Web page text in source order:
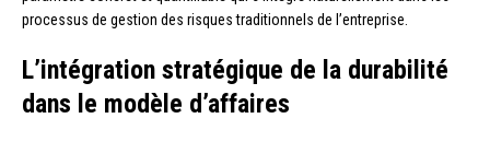
processus de gestion des risques traditionnels de l’entreprise.
L’intégration stratégique de la durabilité
dans le modèle d’affaires